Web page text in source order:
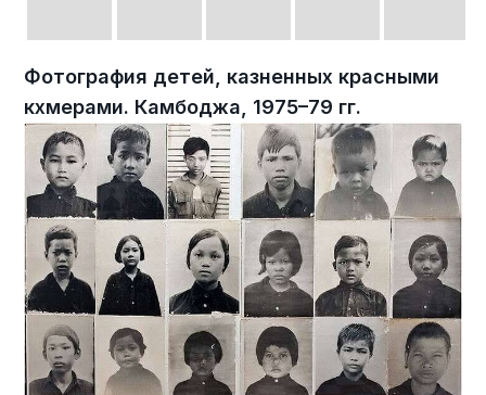
Фотография детей, казненных красными
кхмерами. Камбоджа, 1975–79 гг.